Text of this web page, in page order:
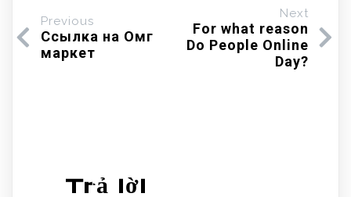
Previous
Ссылка на Омг
маркет
Next
For what reason
Do People Online
Day?
Trả lời